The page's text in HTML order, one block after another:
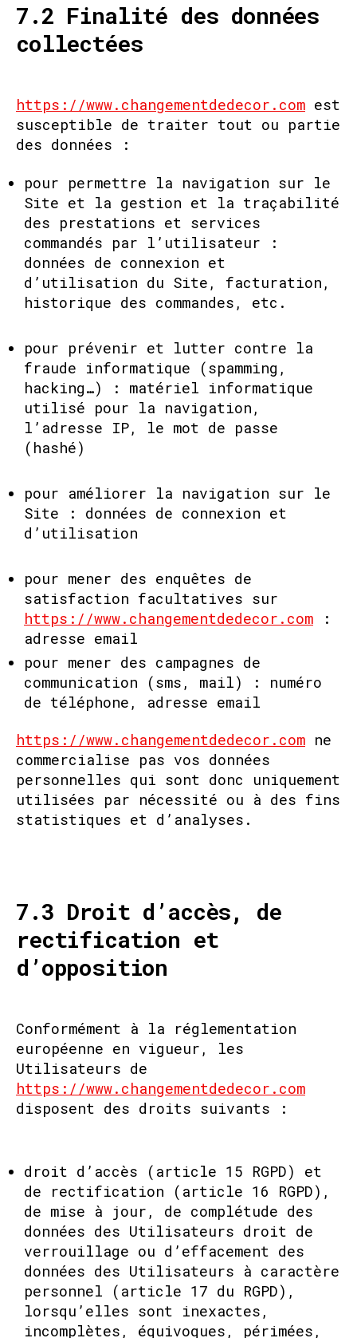
7.2 Finalité des données
collectées
https://www.changementdedecor.com est
susceptible de traiter tout ou partie
des données :
pour permettre la navigation sur le
Site et la gestion et la traçabilité
des prestations et services
commandés par l’utilisateur :
données de connexion et
d’utilisation du Site, facturation,
historique des commandes, etc.
pour prévenir et lutter contre la
fraude informatique (spamming,
hacking…) : matériel informatique
utilisé pour la navigation,
l’adresse IP, le mot de passe
(hashé)
pour améliorer la navigation sur le
Site : données de connexion et
d’utilisation
pour mener des enquêtes de
satisfaction facultatives sur
https://www.changementdedecor.com :
adresse email
pour mener des campagnes de
communication (sms, mail) : numéro
de téléphone, adresse email
https://www.changementdedecor.com ne
commercialise pas vos données
personnelles qui sont donc uniquement
utilisées par nécessité ou à des fins
statistiques et d’analyses.
7.3 Droit d’accès, de
rectification et
d’opposition
Conformément à la réglementation
européenne en vigueur, les
Utilisateurs de
https://www.changementdedecor.com
disposent des droits suivants :
droit d’accès (article 15 RGPD) et
de rectification (article 16 RGPD),
de mise à jour, de complétude des
données des Utilisateurs droit de
verrouillage ou d’effacement des
données des Utilisateurs à caractère
personnel (article 17 du RGPD),
lorsqu’elles sont inexactes,
incomplètes, équivoques, périmées,